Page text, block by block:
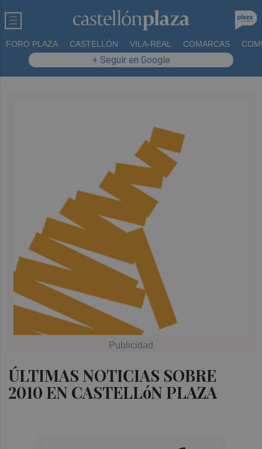
FORO PLAZA CASTELLÓN VILA-REAL COMARCAS
+ Seguir en Google
ÚLTIMAS NOTICIAS SOBRE
2010 EN CASTELLóN PLAZA